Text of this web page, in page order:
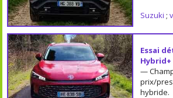
Suzuki ;
Essai
Hybrid+
—
prix/
hybride.